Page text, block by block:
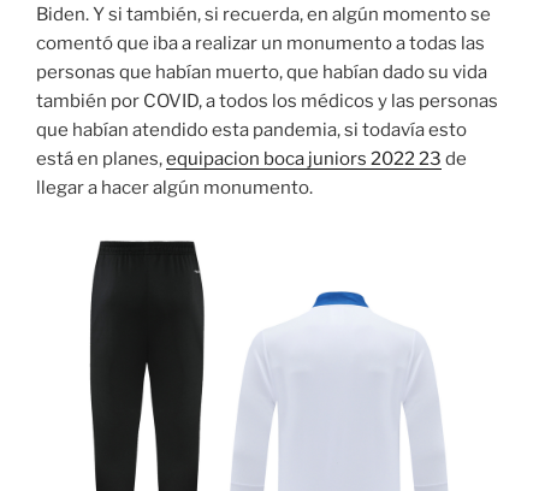
Biden. Y si también, si recuerda, en algún momento se
comentó que iba a realizar un monumento a todas las
personas que habían muerto, que habían dado su vida
también por COVID, a todos los médicos y las personas
que habían atendido esta pandemia, si todavía esto
está en planes,equipacion boca juniors 2022 23 de
llegar a hacer algún monumento.